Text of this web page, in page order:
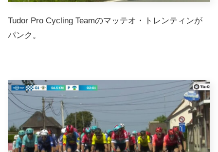
Tudor Pro Cycling Teamのマッテオ・トレンティンが
パンク。